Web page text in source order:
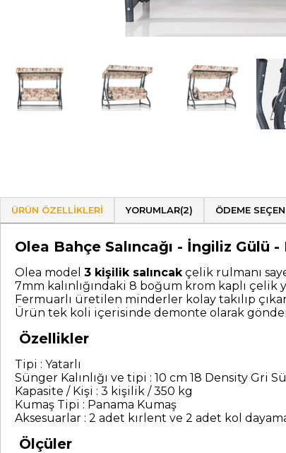
ÜRÜN ÖZELLIKLERI YORUMLAR(2) ÖDEME
Olea Bahçe Salıncağı - İngiliz Gülü
Olea model 3 kişilik salıncakçelik rulmanı
7mm kalınlığındaki 8 boğum krom kaplı
Fermuarlı üretilen minderler kolay takılıp
Ürün tek koli içerisinde demonte olarak
Özellikler
Tipi : Yatarlı
Sünger Kalınlığı ve tipi : 10 cm 18 Density Gri
Kapasite / Kişi : 3 kişilik / 350 kg
Kumaş Tipi : Panama Kumaş
Aksesuarlar : 2 adet kırlent ve 2 adet kol
Ölçüler